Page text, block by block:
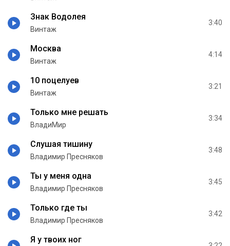
Знак Водолея
Винтаж
3:40
Москва
Винтаж
4:14
10 поцелуев
Винтаж
3:21
Только мне решать
ВладиМир
3:34
Слушая тишину
Владимир Пресняков
3:48
Ты у меня одна
Владимир Пресняков
3:45
Только где ты
Владимир Пресняков
3:42
Я у твоих ног